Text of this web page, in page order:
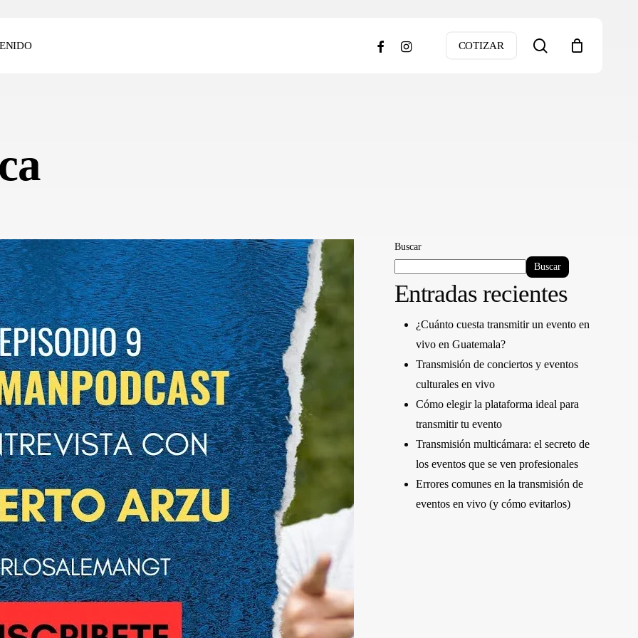
COTIZAR search
facebookinstagram
Buscar
Buscar
Entradas recientes
¿Cuánto cuesta transmitir un evento en
vivo en Guatemala?
Transmisión de conciertos y eventos
culturales en vivo
Cómo elegir la plataforma ideal para
transmitir tu evento
Transmisión multicámara: el secreto de
los eventos que se ven profesionales
Errores comunes en la transmisión de
eventos en vivo (y cómo evitarlos)